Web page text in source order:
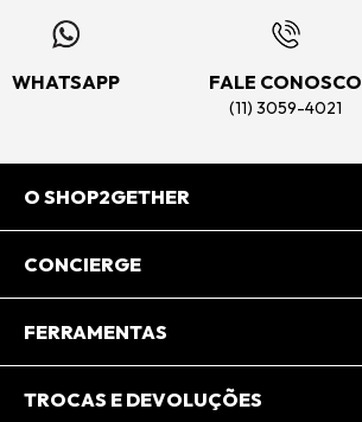
WHATSAPP FALE CONOSCO
(11) 3059-4021
O SHOP2GETHER
Sobre Nós
CONCIERGE
Central de Relacionamento
FERRAMENTAS
Minha Conta
TROCAS E DEVOLUÇÕES